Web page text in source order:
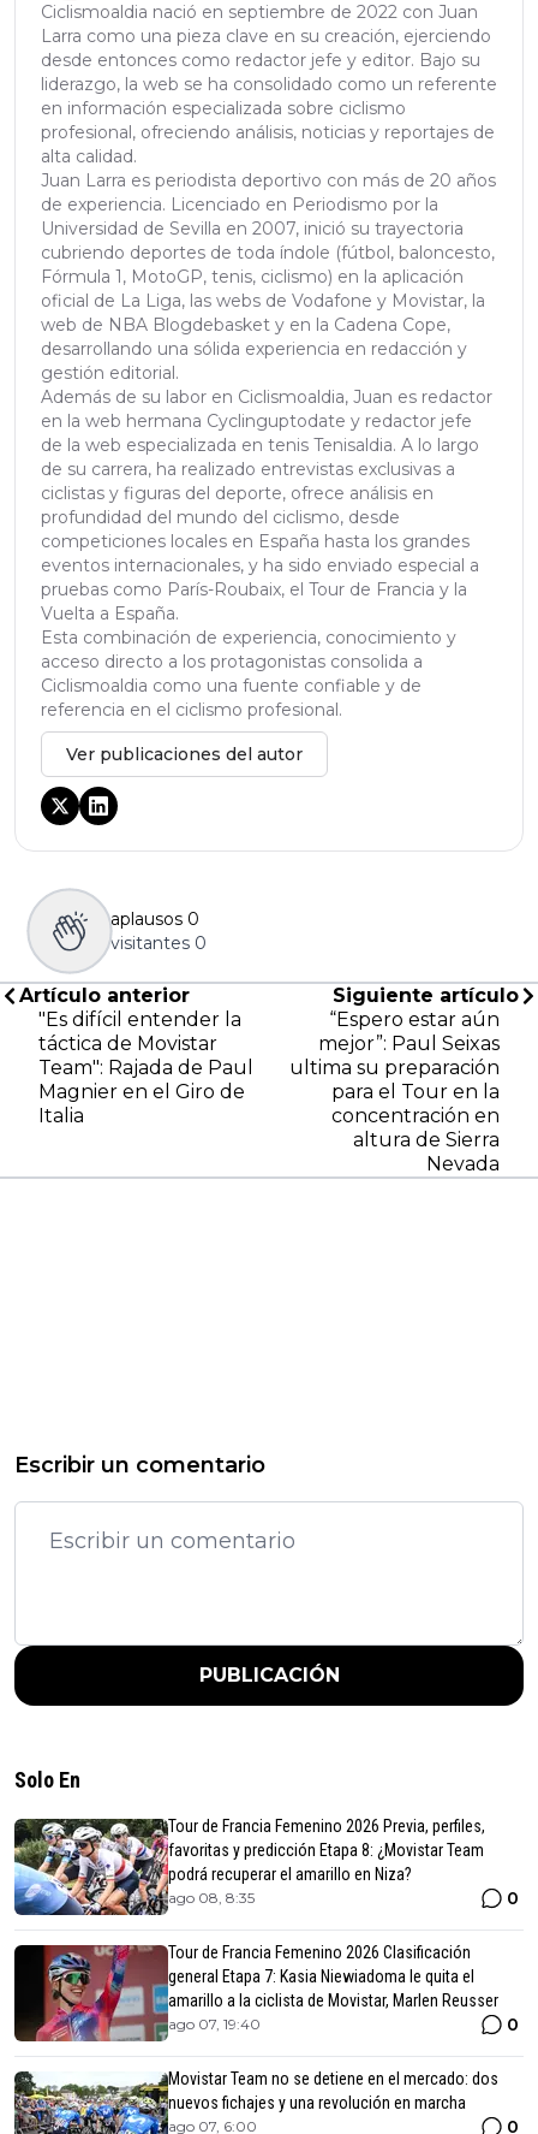
Ciclismoaldia nació en septiembre de 2022 con Juan
Larra como una pieza clave en su creación, ejerciendo
desde entonces como redactor jefe y editor. Bajo su
liderazgo, la web se ha consolidado como un referente
en información especializada sobre ciclismo
profesional, ofreciendo análisis, noticias y reportajes de
alta calidad.
Juan Larra es periodista deportivo con más de 20 años
de experiencia. Licenciado en Periodismo por la
Universidad de Sevilla en 2007, inició su trayectoria
cubriendo deportes de toda índole (fútbol, baloncesto,
Fórmula 1, MotoGP, tenis, ciclismo) en la aplicación
oficial de La Liga, las webs de Vodafone y Movistar, la
web de NBA Blogdebasket y en la Cadena Cope,
desarrollando una sólida experiencia en redacción y
gestión editorial.
Además de su labor en Ciclismoaldia, Juan es redactor
en la web hermana Cyclinguptodate y redactor jefe
de la web especializada en tenis Tenisaldia. A lo largo
de su carrera, ha realizado entrevistas exclusivas a
ciclistas y figuras del deporte, ofrece análisis en
profundidad del mundo del ciclismo, desde
competiciones locales en España hasta los grandes
eventos internacionales, y ha sido enviado especial a
pruebas como París-Roubaix, el Tour de Francia y la
Vuelta a España.
Esta combinación de experiencia, conocimiento y
acceso directo a los protagonistas consolida a
Ciclismoaldia como una fuente confiable y de
referencia en el ciclismo profesional.
Ver publicaciones del autor
aplausos 0
visitantes 0
Artículo anterior
"Es difícil entender la
táctica de Movistar
Team": Rajada de Paul
Magnier en el Giro de
Italia
Siguiente artículo
“Espero estar aún
mejor”: Paul Seixas
ultima su preparación
para el Tour en la
concentración en
altura de Sierra
Nevada
Escribir un comentario
PUBLICACIÓN
Solo En
Tour de Francia Femenino 2026 Previa, perfiles,
favoritas y predicción Etapa 8: ¿Movistar Team
podrá recuperar el amarillo en Niza?
ago 08, 8:35 0
Tour de Francia Femenino 2026 Clasificación
general Etapa 7: Kasia Niewiadoma le quita el
amarillo a la ciclista de Movistar, Marlen Reusser
ago 07, 19:40 0
Movistar Team no se detiene en el mercado: dos
nuevos fichajes y una revolución en marcha
ago 07, 6:00 0